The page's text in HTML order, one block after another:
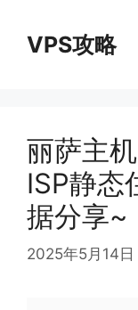
VPS攻略
丽萨主
ISP静态
据分享~
2025年5月14日